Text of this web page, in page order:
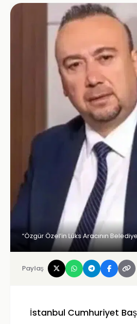
“Özgür Özel’in Lüks Aracının
Paylaş
İstanbul Cumhuriyet